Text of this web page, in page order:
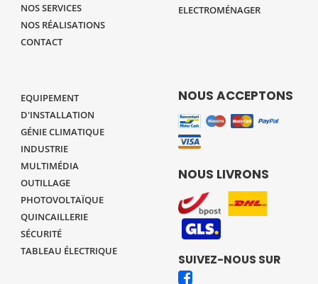
NOS SERVICES
NOS RÉALISATIONS
CONTACT
ELECTROMÉNAGER
EQUIPEMENT
D'INSTALLATION
GÉNIE CLIMATIQUE
INDUSTRIE
MULTIMÉDIA
OUTILLAGE
PHOTOVOLTAÏQUE
QUINCAILLERIE
SÉCURITÉ
TABLEAU ÉLECTRIQUE
NOUS ACCEPTONS
NOUS LIVRONS
SUIVEZ-NOUS SUR